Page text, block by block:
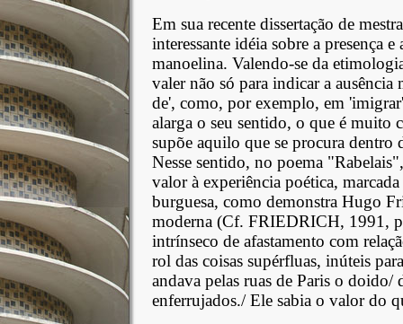
Em sua recente dissertação de
interessante idéia sobre a presença
manoelina. Valendo-se da
valer não só para indicar a
de', como, por exemplo, em
alarga o seu sentido, o que é muito
supõe aquilo que se procura
Nesse sentido, no poema
valor à experiência poética,
burguesa, como demonstra Hugo
moderna (Cf. FRIEDRICH, 1991,
intrínseco de afastamento com
rol das coisas supérfluas, inúteis
andava pelas ruas de Paris o
enferrujados./ Ele sabia o valor do